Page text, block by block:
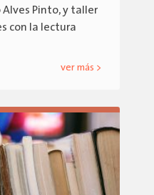
Pinto, y taller
con la lectura
ver más >